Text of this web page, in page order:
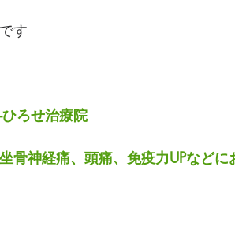
す
ろせ治療院
骨神経痛、頭痛、免疫力UPなどに